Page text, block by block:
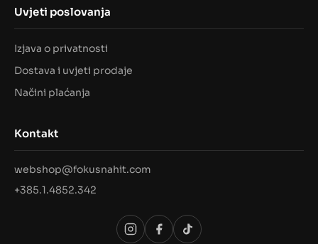
Uvjeti poslovanja
Izjava o privatnosti
Dostava i uvjeti prodaje
Načini plaćanja
Kontakt
webshop@fokusnahit.com
+385.1.4852.342